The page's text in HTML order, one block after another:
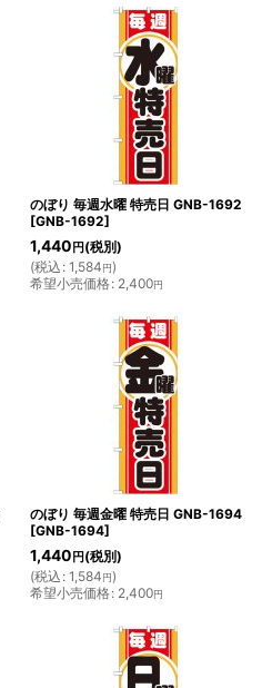
のぼり 毎週水曜 特売日 GNB-1692
[GNB-1692]
1,440 円 (税別)
(税込 : 1,584円)
希望小売価格: 2,400円
のぼり 毎週金曜 特売日 GNB-1694
[GNB-1694]
1,440 円 (税別)
(税込 : 1,584円)
希望小売価格: 2,400円